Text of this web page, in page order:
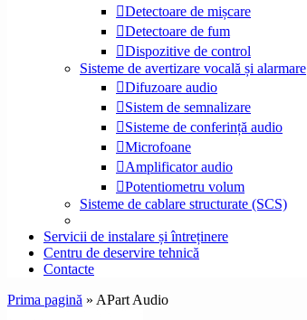
Detectoare de mișcare
Detectoare de fum
Dispozitive de control
Sisteme de avertizare vocală și alarmare
Difuzoare audio
Sistem de semnalizare
Sisteme de conferință audio
Microfoane
Amplificator audio
Potentiometru volum
Sisteme de cablare structurate (SCS)
Servicii de instalare și întreținere
Centru de deservire tehnică
Contacte
Prima pagină » APart Audio